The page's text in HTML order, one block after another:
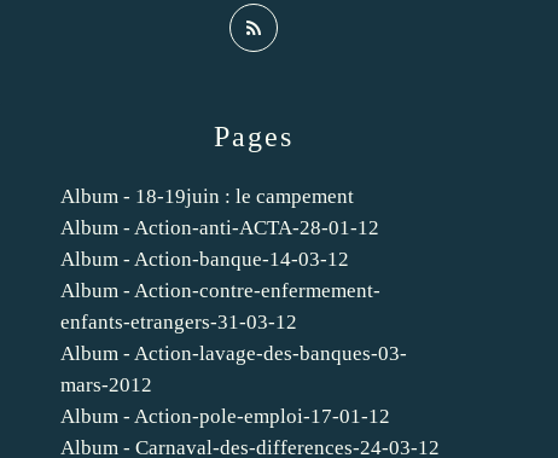
Pages
Album - 18-19juin : le campement
Album - Action-anti-ACTA-28-01-12
Album - Action-banque-14-03-12
Album - Action-contre-enfermement-
enfants-etrangers-31-03-12
Album - Action-lavage-des-banques-03-
mars-2012
Album - Action-pole-emploi-17-01-12
Album - Carnaval-des-differences-24-03-12